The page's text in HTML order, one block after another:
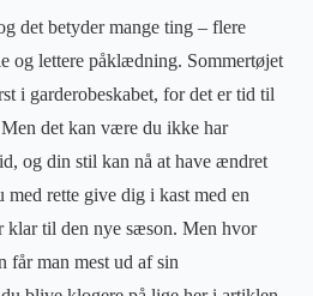
det betyder mange ting – flere
og lettere påklædning. Sommertøjet
i garderobeskabet, for det er tid til
det kan være du ikke har
og din stil kan nå at have ændret
rette give dig i kast med en
klar til den nye sæson. Men hvor
får man mest ud af sin